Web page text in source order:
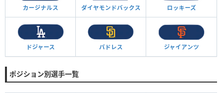
カージナルス ダイヤモンドバックス ロッキーズ
ドジャース パドレス ジャイアンツ
ポジション別選手一覧